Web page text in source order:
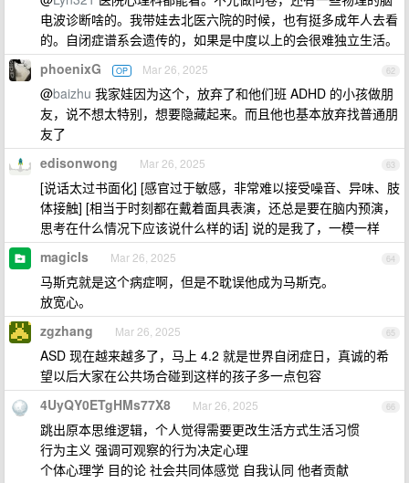
电波诊断啥的。我带娃去北医六院的时候，也有挺多成年人去看
的。自闭症谱系会遗传的，如果是中度以上的会很难独立生活。
62
phoenixG OP Mar 26, 2025
@baizhu 我家娃因为这个，放弃了和他们班 ADHD 的小孩做朋
友，说不想太特别，想要隐藏起来。而且他也基本放弃找普通朋
友了
63
edisonwong Mar 26, 2025
[说话太过书面化] [感官过于敏感，非常难以接受噪音、异味、肢
体接触] [相当于时刻都在戴着面具表演，还总是要在脑内预演，
思考在什么情况下应该说什么样的话] 说的是我了，一模一样
64
magicls Mar 26, 2025
马斯克就是这个病症啊，但是不耽误他成为马斯克。
放宽心。
65
zgzhang Mar 26, 2025
ASD 现在越来越多了，马上 4.2 就是世界自闭症日，真诚的希
望以后大家在公共场合碰到这样的孩子多一点包容
66
4UyQY0ETgHMs77X8 Mar 26, 2025
跳出原本思维逻辑，个人觉得需要更改生活方式生活习惯
行为主义 强调可观察的行为决定心理
个体心理学 目的论 社会共同体感觉 自我认同 他者贡献